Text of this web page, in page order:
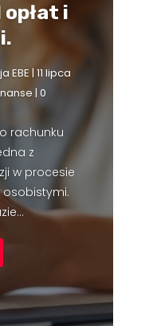
i
EBE | 11 lipca
| 0
rachunku
z
w procesie